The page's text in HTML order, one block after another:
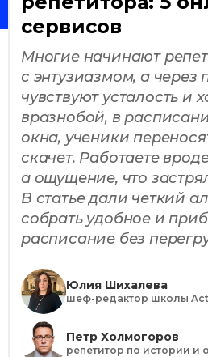
сервисов
Многие начинают
с энтузиазмом, а через
чувствуют усталость и
вразнобой, в
окна, ученики
скачет. Работаете
а ощущение, что
В статье дали четкий
собрать удобное и
расписание без
Юлия Шихалева
шеф-редактор школы
Петр Холмогоров
репетитор по истории и